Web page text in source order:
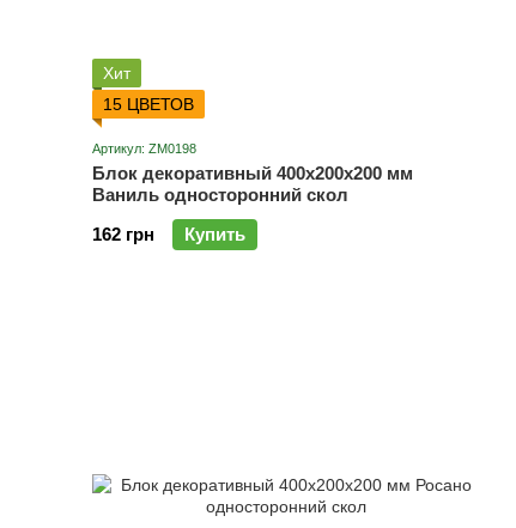
Хит
15 ЦВЕТОВ
Артикул: ZM0198
Блок декоративный 400х200х200 мм
Ваниль односторонний скол
162 грн
Купить